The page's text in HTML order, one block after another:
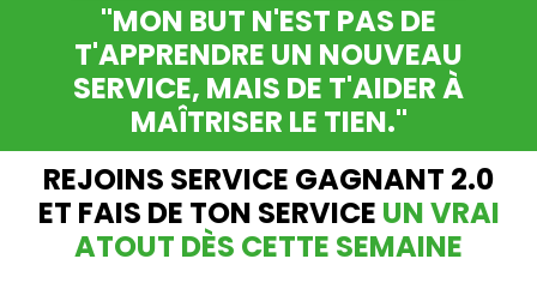
"MON BUT N'EST PAS DE
T'APPRENDRE UN NOUVEAU
SERVICE, MAIS DE T'AIDER À
MAÎTRISER LE TIEN."
REJOINS SERVICE GAGNANT 2.0
ET FAIS DE TON SERVICE UN VRAI
ATOUT DÈS CETTE SEMAINE